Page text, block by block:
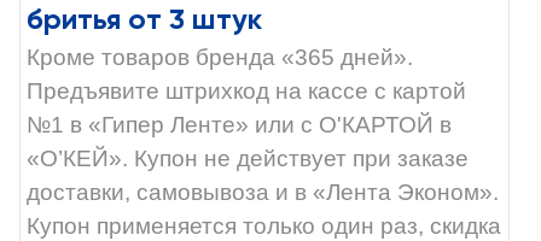
бритья от 3 штук
Кроме товаров бренда «365 дней».
Предъявите штрихкод на кассе с картой
№1 в «Гипер Ленте» или с О'КАРТОЙ в
«О’КЕЙ». Купон не действует при заказе
доставки, самовывоза и в «Лента Эконом».
Купон применяется только один раз, скидка